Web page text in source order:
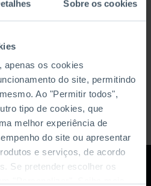
Sobre os cookies
apenas os cookies
do site, permitindo
Ao "Permitir todos",
tipo de cookies, que
melhor experiência de
do site ou apresentar
e serviços, de acordo
Se pretender escolher os